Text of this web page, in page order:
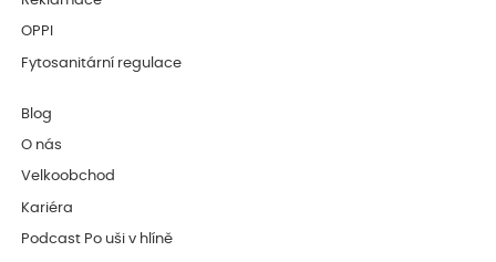
OPPI
Fytosanitární regulace
Blog
O nás
Velkoobchod
Kariéra
Podcast Po uši v hlíně